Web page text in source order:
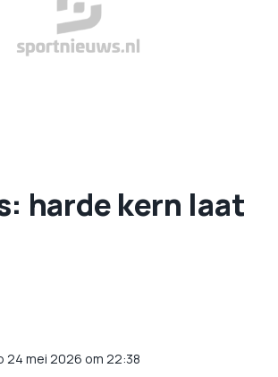
harde kern laat
24 mei 2026 om 22:38